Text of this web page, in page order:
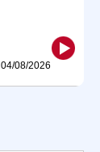
04/08/2026